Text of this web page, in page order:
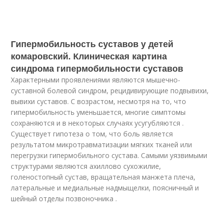
Гипермобильность суставов у детей
комаровский. Клиническая картина
синдрома гипермобильности суставов
Характерными проявлениями являются мышечно-
суставной болевой синдром, рецидивирующие подвывихи,
вывихи суставов. С возрастом, несмотря на то, что
гипермобильность уменьшается, многие симптомы
сохраняются и в некоторых случаях усугубляются .
Существует гипотеза о том, что боль является
результатом микротравматизации мягких тканей или
перегрузки гипермобильного сустава. Самыми уязвимыми
структурами являются ахиллово сухожилие,
голеностопный сустав, вращательная манжета плеча,
латеральные и медиальные надмыщелки, поясничный и
шейный отделы позвоночника .